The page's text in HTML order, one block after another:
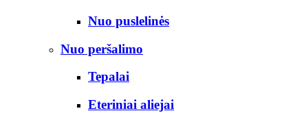
Nuo puslelinės
Nuo peršalimo
Tepalai
Eteriniai aliejai